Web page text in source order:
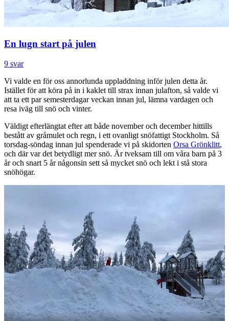
En lugn start på julen
9 svar
Vi valde en för oss annorlunda uppladdning inför julen detta år.
Istället för att köra på in i kaklet till strax innan julafton, så valde vi
att ta ett par semesterdagar veckan innan jul, lämna vardagen och
resa iväg till snö och vinter.
Väldigt efterlängtat efter att både november och december hittills
bestått av gråmulet och regn, i ett ovanligt snöfattigt Stockholm. Så
torsdag-söndag innan jul spenderade vi på skidorten Orsa Grönklitt,
och där var det betydligt mer snö. Är tveksam till om våra barn på 3
år och snart 5 år någonsin sett så mycket snö och lekt i stå stora
snöhögar.